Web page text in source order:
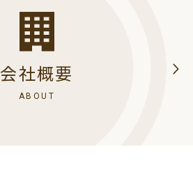
会社概要
ABOUT